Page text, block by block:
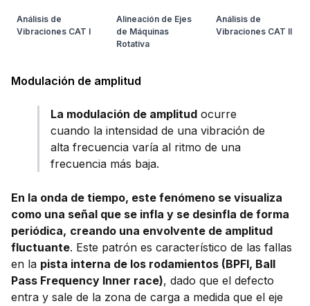
Análisis de
Vibraciones CAT I
Alineación de Ejes
de Máquinas
Rotativa
Análisis de
Vibraciones CAT II
Modulación de amplitud
La modulación de amplitud ocurre
cuando la intensidad de una vibración de
alta frecuencia varía al ritmo de una
frecuencia más baja.
En la onda de tiempo, este fenómeno se visualiza
como una señal que se infla y se desinfla de forma
periódica, creando una envolvente de amplitud
fluctuante. Este patrón es característico de las fallas
en la pista interna de los rodamientos (BPFI, Ball
Pass Frequency Inner race), dado que el defecto
entra y sale de la zona de carga a medida que el eje